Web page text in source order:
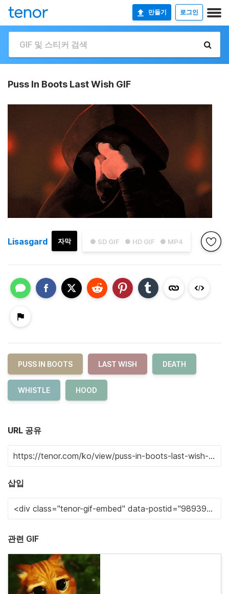
만들기 로그인
Puss In Boots Last Wish GIF
● SD GIF ● HD GIF ● MP4
자막
Lisasgard
PUSS IN BOOTS LAST WISH DEATH
WHISTLE HOOD
URL 공유
삽입
관련 GIF